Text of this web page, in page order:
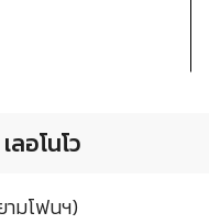
อโนโว
ามโฟนฯ)